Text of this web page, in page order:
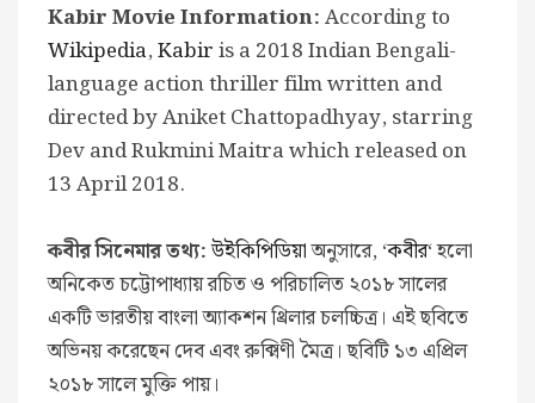
Kabir Movie Information:According to
Wikipedia,Kabiris a 2018 Indian Bengali-
language action thriller film written and
directed by Aniket Chattopadhyay, starring
Dev and Rukmini Maitra which released on
13 April 2018.
কবীর সিনেমার তথ্য:উইকিপিডিয়াঅনুসারে, ‘কবীর‘ হলো
অনিকেত চট্টোপাধ্যায় রচিত ও পরিচালিত ২০১৮ সালের
একটি ভারতীয় বাংলা অ্যাকশন থ্রিলার চলচ্চিত্র। এই ছবিতে
অভিনয় করেছেন দেব এবং রুক্মিণী মৈত্র। ছবিটি ১৩ এপ্রিল
২০১৮ সালে মুক্তি পায়।